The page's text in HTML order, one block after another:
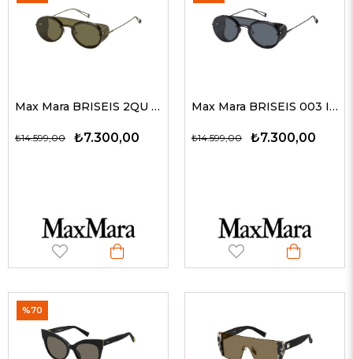
Max Mara BRISEIS 2QU QT 53-17 Unisex Güneş Gözlükleri
₺7.300,00
₺14.599,00
Max Mara BRISEIS 003 IR 53-17 Unisex Güneş Gözlükleri
₺7.300,00
₺14.599,00
%70